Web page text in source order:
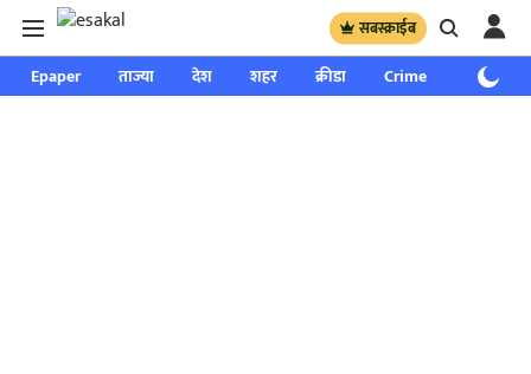
सबस्क्राईब
Epaper ताज्या देश शहर क्रीडा Crime साप्ताहिक